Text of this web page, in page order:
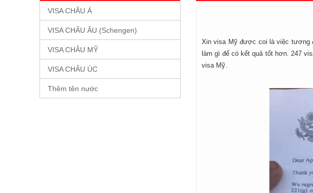
VISA CHÂU Á
VISA CHÂU ÂU (Schengen)
VISA CHÂU MỸ
VISA CHÂU ÚC
Thêm tên nước
Xin visa Mỹ được coi là việc tương
làm gì để có kết quả tốt hơn. 247
visa Mỹ.